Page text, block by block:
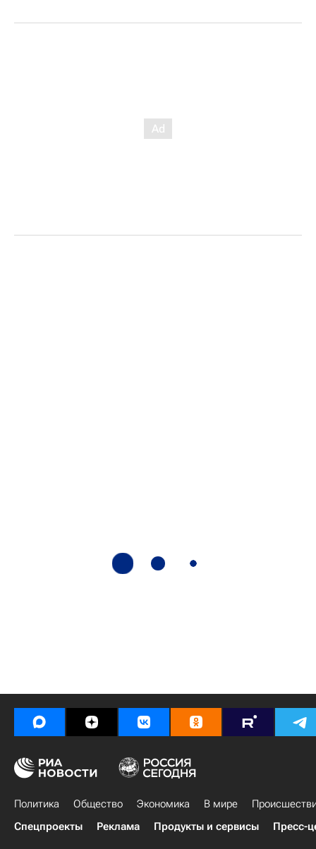
Политика Общество Экономика В мире
Спецпроекты
Реклама Продукты и сервисы Пресс-